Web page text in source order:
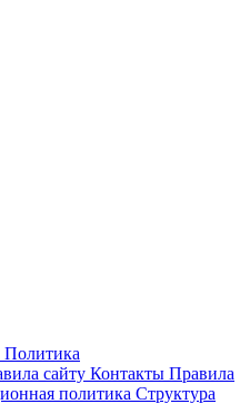
Политика
сайту Контакты Правила
политика Структура